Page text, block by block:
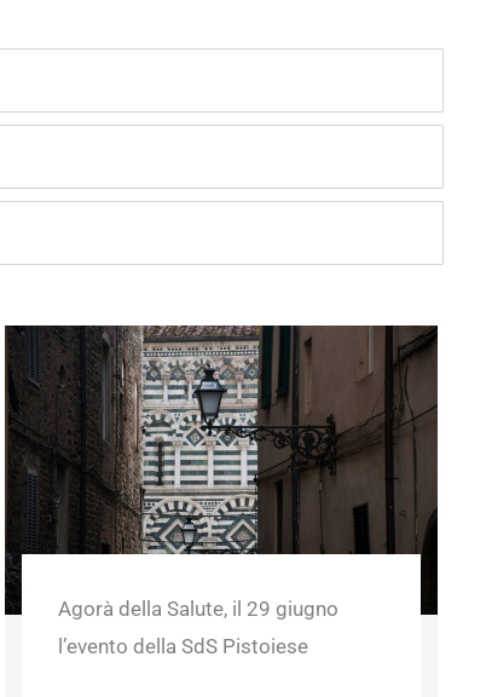
Agorà della Salute, il 29 giugno
l’evento della SdS Pistoiese